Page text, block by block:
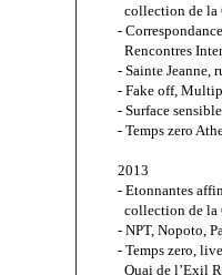
collection de la
-
Rencontres
- Sainte Jeanne,
- Fake off,
- Surface
- Temps zero
2013
- Etonnantes
collection de la
- NPT, Nopoto,
- Temps zero,
Quai de l’Exil